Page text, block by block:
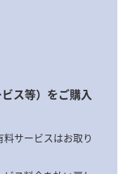
ス等）をご購入
サービスはお取り